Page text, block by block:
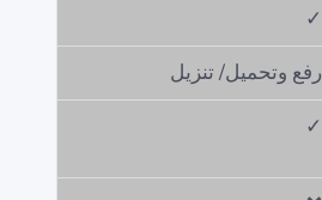
✓
رفع وتحميل/ تنزيل
✓